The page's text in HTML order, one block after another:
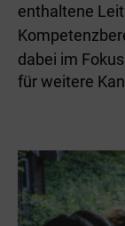
enthaltene
dabei im
für weitere